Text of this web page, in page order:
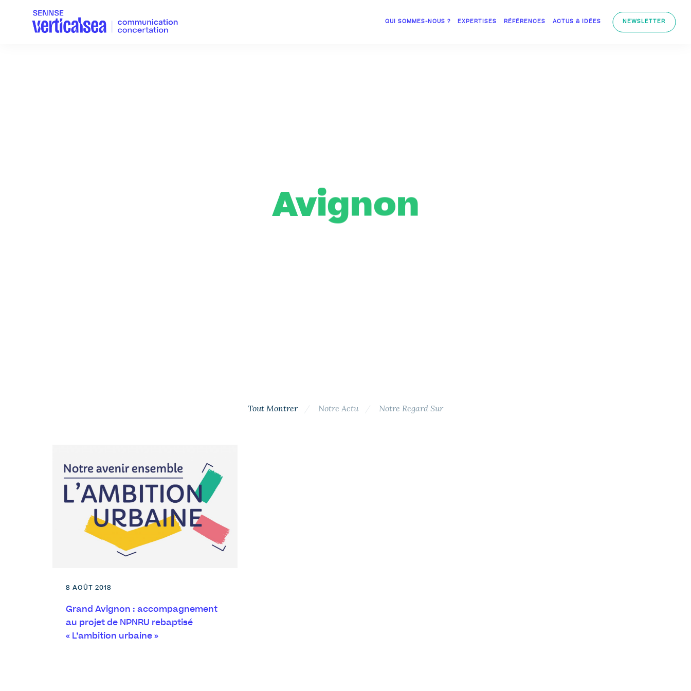
QUI SOMMES-NOUS ? EXPERTISES RÉFÉRENCES ACTUS & IDÉES NEWSLETTER
Avignon
Tout Montrer Notre Actu Notre Regard Sur
8 AOÛT 2018
Grand Avignon : accompagnement
au projet de NPNRU rebaptisé
« L’ambition urbaine »